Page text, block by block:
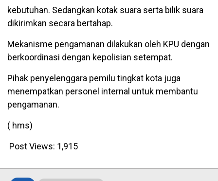
kebutuhan. Sedangkan kotak suara serta bilik suara
dikirimkan secara bertahap.
Mekanisme pengamanan dilakukan oleh KPU dengan
berkoordinasi dengan kepolisian setempat.
Pihak penyelenggara pemilu tingkat kota juga
menempatkan personel internal untuk membantu
pengamanan.
( hms)
Post Views: 1,915